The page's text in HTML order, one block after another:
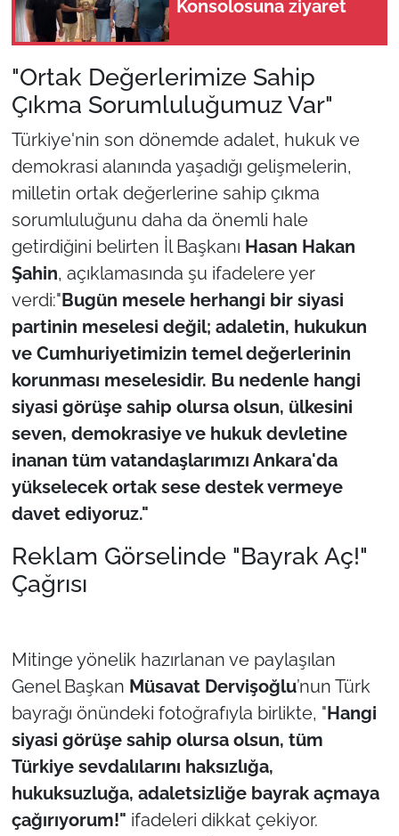
Konsolosuna ziyaret
"Ortak Değerlerimize Sahip
Çıkma Sorumluluğumuz Var"
Türkiye'nin son dönemde adalet, hukuk ve
demokrasi alanında yaşadığı gelişmelerin,
milletin ortak değerlerine sahip çıkma
sorumluluğunu daha da önemli hale
getirdiğini belirten İl Başkanı Hasan Hakan
Şahin, açıklamasında şu ifadelere yer
verdi:"Bugün mesele herhangi bir siyasi
partinin meselesi değil; adaletin, hukukun
ve Cumhuriyetimizin temel değerlerinin
korunması meselesidir. Bu nedenle hangi
siyasi görüşe sahip olursa olsun, ülkesini
seven, demokrasiye ve hukuk devletine
inanan tüm vatandaşlarımızı Ankara'da
yükselecek ortak sese destek vermeye
davet ediyoruz."
Reklam Görselinde "Bayrak Aç!"
Çağrısı
Mitinge yönelik hazırlanan ve paylaşılan
Genel Başkan Müsavat Dervişoğlu’nun Türk
bayrağı önündeki fotoğrafıyla birlikte, " Hangi
siyasi görüşe sahip olursa olsun, tüm
Türkiye sevdalılarını haksızlığa,
hukuksuzluğa, adaletsizliğe bayrak açmaya
çağırıyorum!" ifadeleri dikkat çekiyor.
Flaş Haber
Dış Haberler
Magazin
İş Dünyası
Bilim Teknoloji
English News
Canlı Maç
Finans
Genel-A
Gündem-Eğitim